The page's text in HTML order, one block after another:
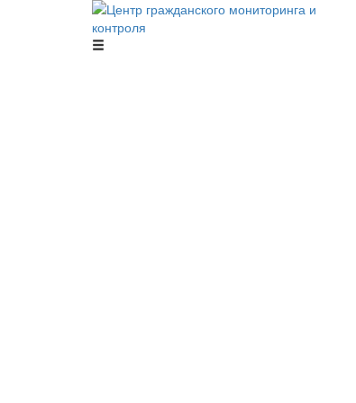
Центр гражданского мониторинга и